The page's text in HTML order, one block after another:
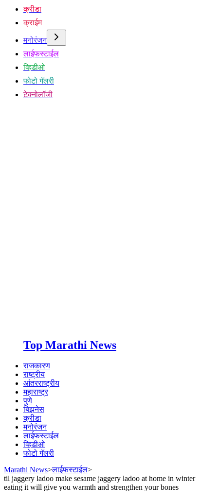
क्रीडा
क्राईम
मनोरंजन
लाईफस्टाईल
व्हिडीओ
फोटो गॅलरी
टेक्नोलॉजी
Top Marathi News
राजकारण
राष्ट्रीय
आंतरराष्ट्रीय
महाराष्ट्र
पुणे
बिझनेस
क्रीडा
मनोरंजन
लाईफस्टाईल
व्हिडीओ
फोटो गॅलरी
Marathi News>लाईफस्टाईल>
til jaggery ladoo make sesame jaggery ladoo at home in winter
eating it will give you warmth and strengthen your bones